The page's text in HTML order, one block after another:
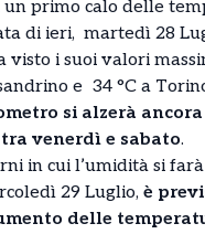
un primo calo delle
di ieri, martedì 28
visto i suoi valori
e 34 °C a
si alzerà
venerdì e sabato.
in cui l’umidità si
29 Luglio, è
delle